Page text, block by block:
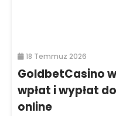
18 Temmuz 2026
GoldbetCasino
wpłat i wypłat
online